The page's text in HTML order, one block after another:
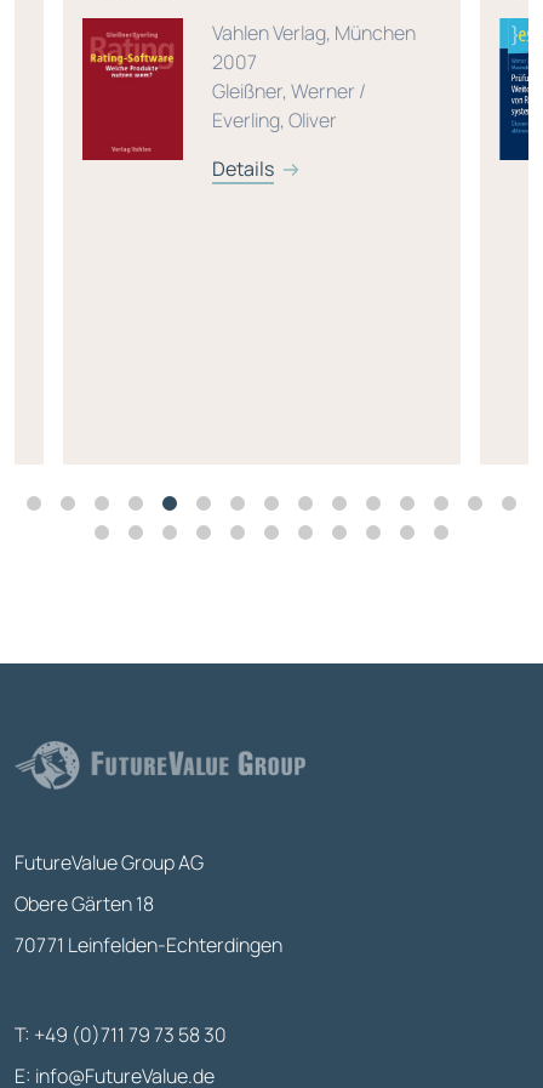
Vahlen Verlag, München
2007
Gleißner, Werner /
Everling, Oliver
Details
FutureValue Group AG
Obere Gärten 18
70771 Leinfelden-Echterdingen
T: +49 (0)711 79 73 58 30
E: info@FutureValue.de